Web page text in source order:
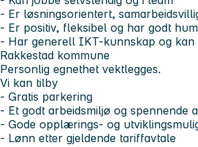
- Er løsningsorientert,
- Er positiv, fleksibel og har godt
- Har generell IKT-kunnskap og kan
Rakkestad kommune
Personlig egnethet vektlegges.
Vi kan tilby
- Gratis parkering
- Et godt arbeidsmiljø og spennende
- Gode opplærings- og
- Lønn etter gjeldende tariffavtale